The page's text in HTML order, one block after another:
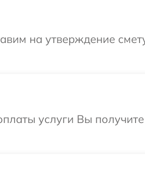
на утверждение
услуги Вы